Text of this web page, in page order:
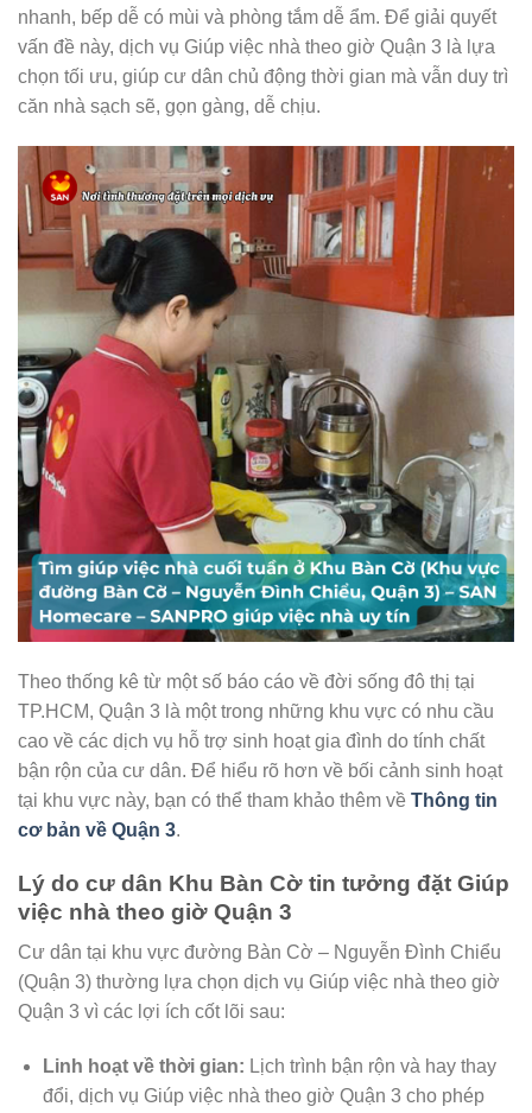
nhanh, bếp dễ có mùi và phòng tắm dễ ẩm. Để giải quyết
vấn đề này, dịch vụ Giúp việc nhà theo giờ Quận 3 là lựa
chọn tối ưu, giúp cư dân chủ động thời gian mà vẫn duy trì
căn nhà sạch sẽ, gọn gàng, dễ chịu.
Theo thống kê từ một số báo cáo về đời sống đô thị tại
TP.HCM, Quận 3 là một trong những khu vực có nhu cầu
cao về các dịch vụ hỗ trợ sinh hoạt gia đình do tính chất
bận rộn của cư dân. Để hiểu rõ hơn về bối cảnh sinh hoạt
tại khu vực này, bạn có thể tham khảo thêm về Thông tin
cơ bản về Quận 3.
Lý do cư dân Khu Bàn Cờ tin tưởng đặt Giúp
việc nhà theo giờ Quận 3
Cư dân tại khu vực đường Bàn Cờ – Nguyễn Đình Chiểu
(Quận 3) thường lựa chọn dịch vụ Giúp việc nhà theo giờ
Quận 3 vì các lợi ích cốt lõi sau:
Linh hoạt về thời gian: Lịch trình bận rộn và hay thay
đổi, dịch vụ Giúp việc nhà theo giờ Quận 3 cho phép